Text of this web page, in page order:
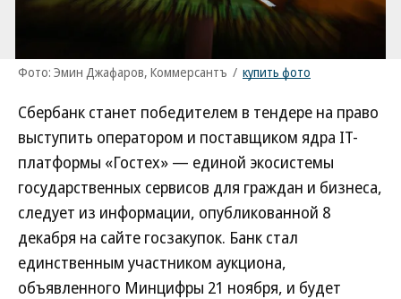
Фото: Эмин Джафаров, Коммерсантъ / купить фото
Сбербанк станет победителем в тендере на право
выступить оператором и поставщиком ядра IT-
платформы «Гостех» — единой экосистемы
государственных сервисов для граждан и бизнеса,
следует из информации, опубликованной 8
декабря на сайте госзакупок. Банк стал
единственным участником аукциона,
объявленного Минцифры 21 ноября, и будет